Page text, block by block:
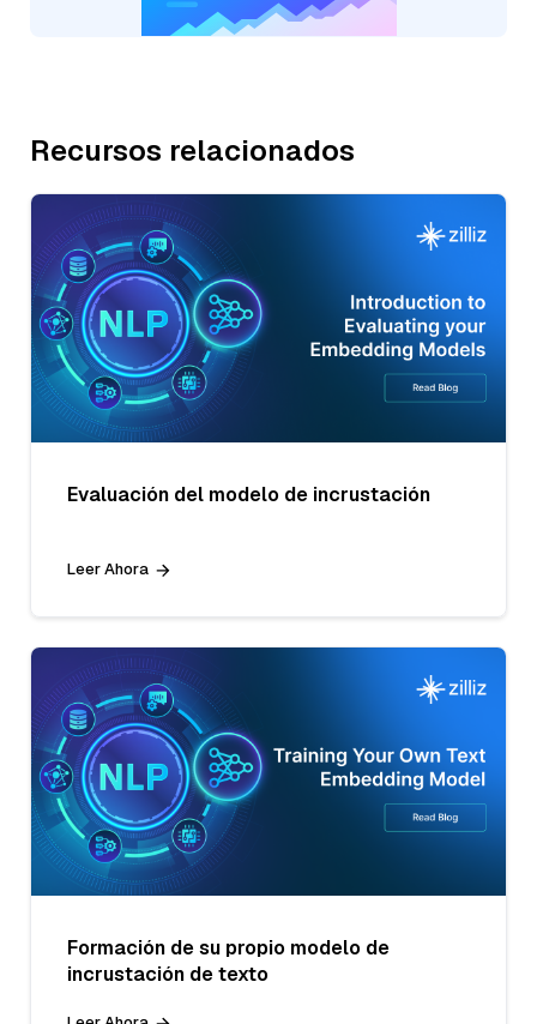
Recursos relacionados
Evaluación del modelo de incrustación
Leer Ahora
Formación de su propio modelo de
incrustación de texto